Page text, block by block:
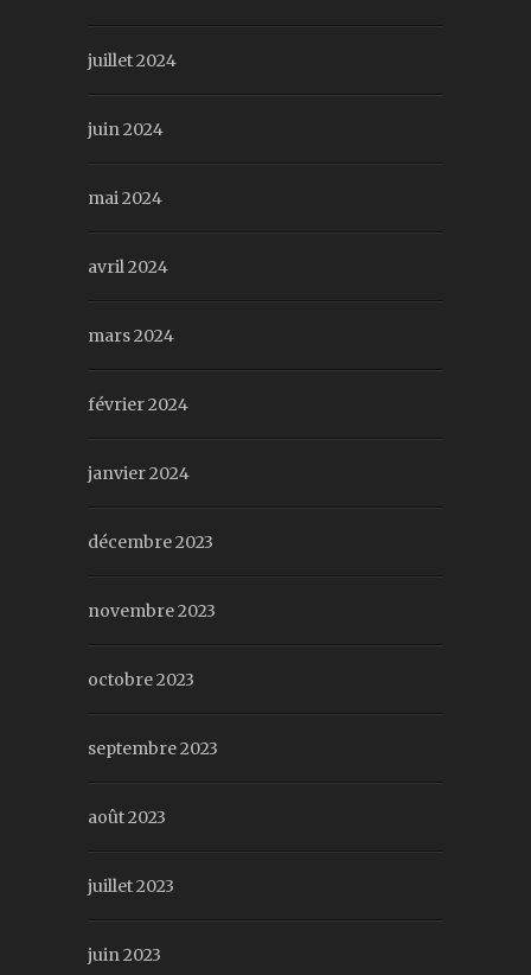
juillet 2024
juin 2024
mai 2024
avril 2024
mars 2024
février 2024
janvier 2024
décembre 2023
novembre 2023
octobre 2023
septembre 2023
août 2023
juillet 2023
juin 2023